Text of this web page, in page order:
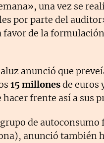
una vez se
por parte del
favor de la
anunció que
15 millonesde euros
frente así a sus
de autoconsumo
anunció también